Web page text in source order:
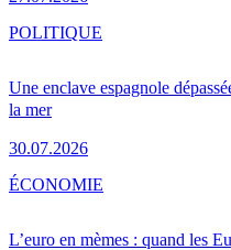
Une enclave espagnole
la mer
30.07.2026
POLITIQUE
L’euro en mèmes : quand les
ÉCONOMIE